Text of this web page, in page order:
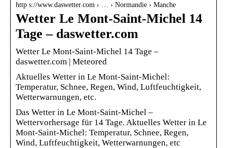
http s://www.daswetter.com › … › Normandie › Manche
Wetter Le Mont-Saint-Michel 14
Tage – daswetter.com
Wetter Le Mont-Saint-Michel 14 Tage –
daswetter.com | Meteored
Aktuelles Wetter in Le Mont-Saint-Michel:
Temperatur, Schnee, Regen, Wind, Luftfeuchtigkeit,
Wetterwarnungen, etc.
Das Wetter in Le Mont-Saint-Michel –
Wettervorhersage für 14 Tage. Aktuelles Wetter in Le
Mont-Saint-Michel: Temperatur, Schnee, Regen,
Wind, Luftfeuchtigkeit, Wetterwarnungen, etc